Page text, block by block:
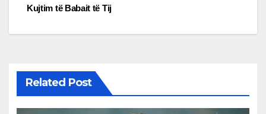
Kujtim të Babait të Tij
Related Post